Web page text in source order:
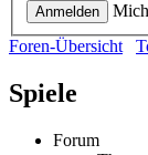
Foren-Übersicht
Spiele
Forum